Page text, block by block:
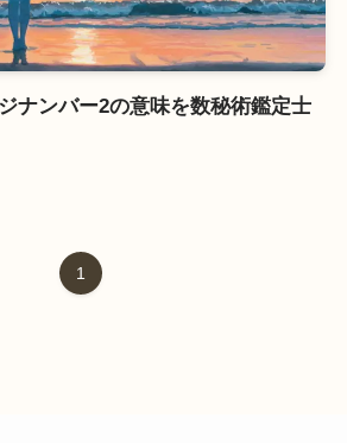
ナンバー2の意味を数秘術鑑定士
1